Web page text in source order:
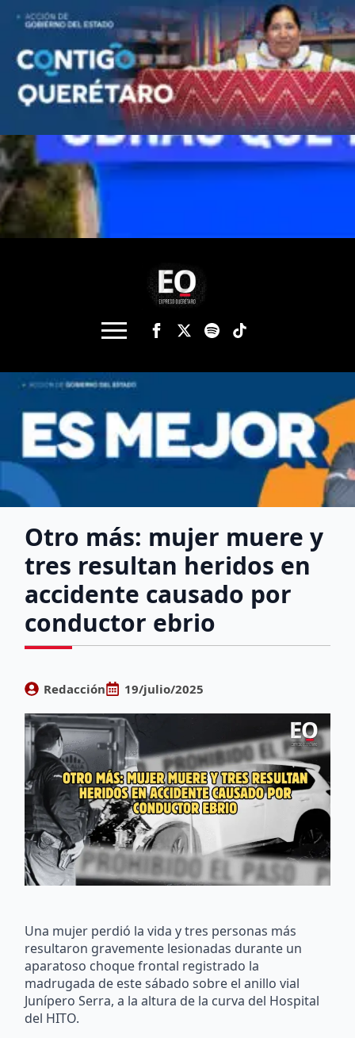
Otro más: mujer muere y
tres resultan heridos en
accidente causado por
conductor ebrio
Redacción 19/julio/2025
Una mujer perdió la vida y tres personas más
resultaron gravemente lesionadas durante un
aparatoso choque frontal registrado la
madrugada de este sábado sobre el anillo vial
Junípero Serra, a la altura de la curva del Hospital
del HITO.